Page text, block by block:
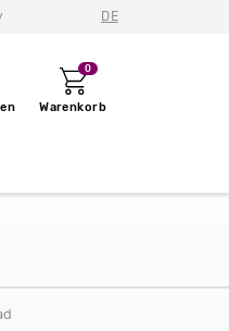
DE
0
Warenkorb